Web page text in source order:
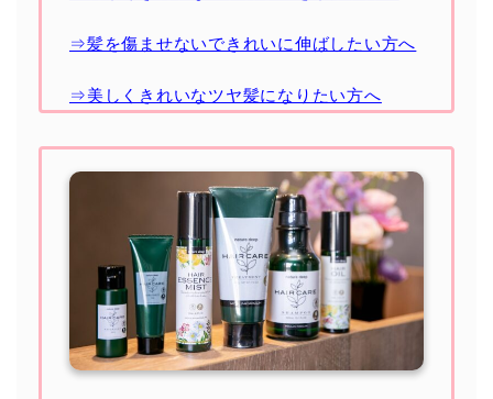
⇒髪を傷ませないできれいに伸ばしたい方へ
⇒美しくきれいなツヤ髪になりたい方へ